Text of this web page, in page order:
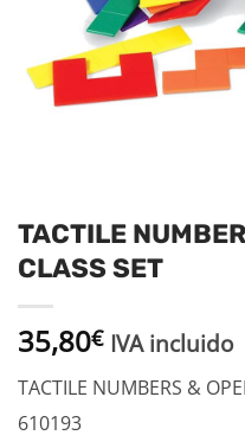
TACTILE
CLASS SET
35,80€ IVA incluido
TACTILE NUMBERS &
610193